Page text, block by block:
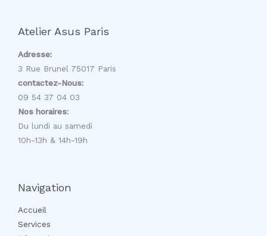
Atelier Asus Paris
Adresse:
3 Rue Brunel 75017 Paris
contactez-Nous:
09 54 37 04 03
Nos horaires:
Du lundi au samedi
10h-13h & 14h-19h
Navigation
Accueil
Services